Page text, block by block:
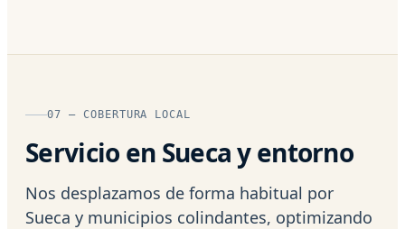
07 — COBERTURA LOCAL
Servicio en Sueca y entorno
Nos desplazamos de forma habitual por
Sueca y municipios colindantes, optimizando